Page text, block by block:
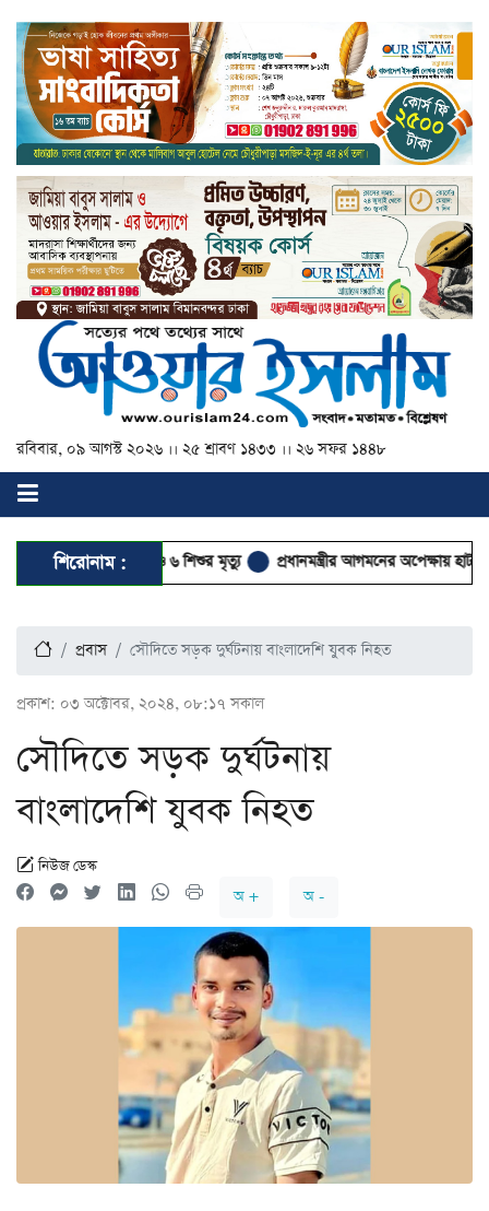
রবিবার, ০৯ আগস্ট ২০২৬ ।। ২৫ শ্রাবণ ১৪৩৩ ।। ২৬ সফর ১৪৪৮
শিরোনাম :
উপসর্গে আরও ৬ শিশুর মৃত্যু প্রধানমন্ত্রীর আগমনের অপেক্ষায় হাটহাজারী
প্রবাস সৌদিতে সড়ক দুর্ঘটনায় বাংলাদেশি যুবক নিহত
প্রকাশ: ০৩ অক্টোবর, ২০২৪, ০৮:১৭ সকাল
সৌদিতে সড়ক দুর্ঘটনায়
বাংলাদেশি যুবক নিহত
নিউজ ডেস্ক
অ +
অ -